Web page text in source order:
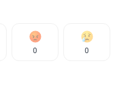
0 0